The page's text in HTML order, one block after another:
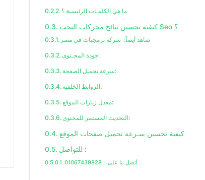
ما هي الكلمـات الرئيسية ؟
كيفية تحسين نتائج محركات البحث Seo ؟
شاهد أيضآ: شركه برمجيات في مصر
جودة المحـتوى:
سرعة تحميل الصفحة:
الروابط الخلفية:
معدل زيارات الموقع:
التحديث المستمر للمحتوى:
كيفية تحسين سـرعة تحميل صفحات الموقع
للتواصل :
أتصل بنا على : 01067439828 .